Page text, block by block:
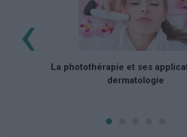
La photothérapie et ses
dermatologie
‹